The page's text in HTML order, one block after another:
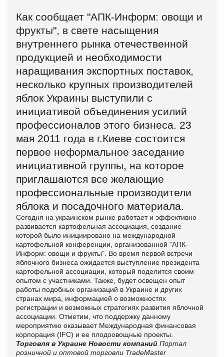
Как сообщает "АПК-Информ: овощи и
фрукты", в свете насыщения
внутреннего рынка отечественной
продукцией и необходимости
наращивания экспортных поставок,
несколько крупных производителей
яблок Украины выступили с
инициативой объединения усилий
профессионалов этого бизнеса. 23
мая 2011 года в г.Киеве состоится
первое неформальное заседание
инициативной группы, на которое
приглашаются все желающие
профессиональные производители
яблока и посадочного материала.
Сегодня на украинском рынке работает и эффективно
развивается картофельная ассоциация, создание
которой было инициировано на международной
картофельной конференции, организованной "АПК-
Информ: овощи и фрукты". Во время первой встречи
яблочного бизнеса ожидается выступление президента
картофельной ассоциации, который поделится своим
опытом с участниками. Также, будет освещен опыт
работы подобных организаций в Украине и других
странах мира, информацией о возможностях
регистрации и возможных стратегиях развития яблочной
ассоциации. Отметим, что поддержку данному
мероприятию оказывает Международная финансовая
корпорация (IFC) и ее плодоовощные проекты.
Торговля в Украине Новости компаний Портал
розничной и оптовой торговли TradeMaster